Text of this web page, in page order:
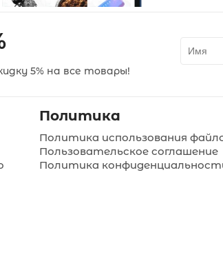
5% на все товары!
Политика
Политика использования
Пользовательское соглашение
Политика